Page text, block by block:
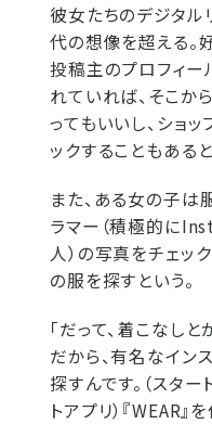
彼女たちのデジタル
代の想像を超える。
投稿主のプロフィー
れていれば、そこか
ってもいいし、ショ
ックすることもあると
また、ある女の子は
ラマー（積極的に
人）の写真をチェッ
の服を探すという。
「だって、着こなし
だから、有名なイン
探すんです。（スタ
トアプリ）『WEAR』